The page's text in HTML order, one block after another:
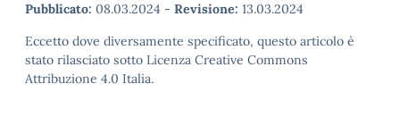
Pubblicato: 08.03.2024 - Revisione: 13.03.2024
Eccetto dove diversamente specificato, questo articolo è
stato rilasciato sotto Licenza Creative Commons
Attribuzione 4.0 Italia.